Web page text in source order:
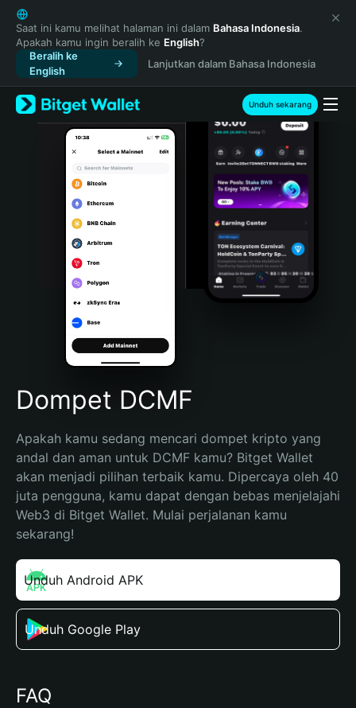
English
日本語
Tiếng Việt
Русский
Español (Latinoamérica)
Türkçe
Italiano
Português (Portugal)
Bahasa Indonesia
Português (Brasil)
Español (Argentina)
Saat ini kamu melihat halaman ini dalam Bahasa Indonesia.
Apakah kamu ingin beralih ke English?
Beralih ke
English
Lanjutkan dalam Bahasa Indonesia
Unduh sekarang
Dompet DCMF
Apakah kamu sedang mencari dompet kripto yang
andal dan aman untuk DCMF kamu? Bitget Wallet
akan menjadi pilihan terbaik kamu. Dipercaya oleh 40
juta pengguna, kamu dapat dengan bebas menjelajahi
Web3 di Bitget Wallet. Mulai perjalanan kamu
sekarang!
Unduh Android APK
Unduh Google Play
FAQ